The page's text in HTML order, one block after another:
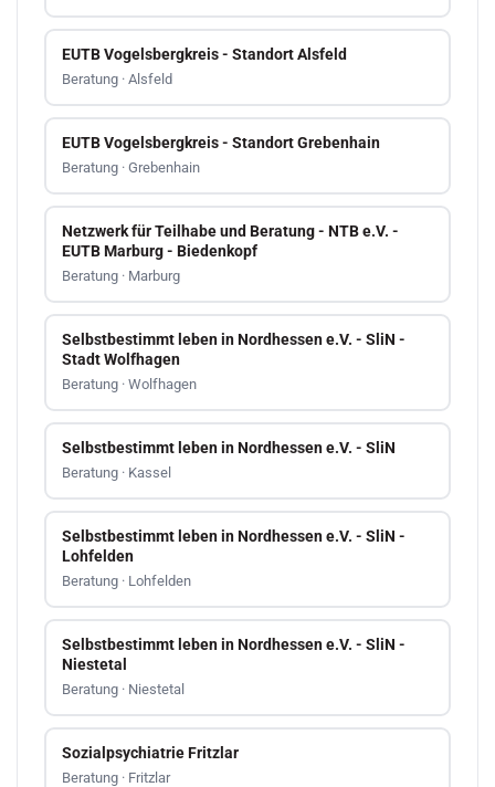
EUTB Vogelsbergkreis - Standort Alsfeld
Beratung · Alsfeld
EUTB Vogelsbergkreis - Standort Grebenhain
Beratung · Grebenhain
Netzwerk für Teilhabe und Beratung - NTB e.V. -
EUTB Marburg - Biedenkopf
Beratung · Marburg
Selbstbestimmt leben in Nordhessen e.V. - SliN -
Stadt Wolfhagen
Beratung · Wolfhagen
Selbstbestimmt leben in Nordhessen e.V. - SliN
Beratung · Kassel
Selbstbestimmt leben in Nordhessen e.V. - SliN -
Lohfelden
Beratung · Lohfelden
Selbstbestimmt leben in Nordhessen e.V. - SliN -
Niestetal
Beratung · Niestetal
Sozialpsychiatrie Fritzlar
Beratung · Fritzlar